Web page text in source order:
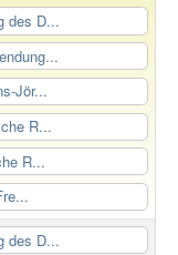
des D...
Jör...
R...
R...
des D...